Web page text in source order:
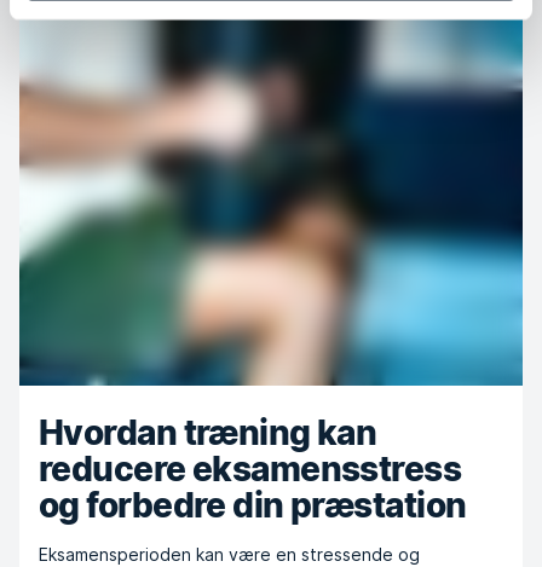
Hvordan træning kan
reducere eksamensstress
og forbedre din præstation
Eksamensperioden kan være en stressende og